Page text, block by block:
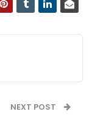
NEXT POST